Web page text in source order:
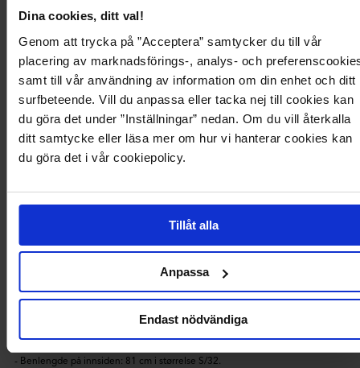
Dina cookies, ditt val!
Genom att trycka på ”Acceptera” samtycker du till vår
placering av marknadsförings-, analys- och
samt till vår användning av information om din enhet och ditt
surfbeteende. Vill du anpassa eller tacka nej till cookies kan
du göra det under ”Inställningar” nedan. Om du vill återkalla
ditt samtycke eller läsa mer om hur vi hanterar cookies kan
du göra det i vår cookiepolicy.
Tillåt alla
Anpassa
Endast nödvändiga
Rette jeans fra Dr. Denim med høy midje.
- Høy midje.
- Slim-fit på toppen med rett bein.
- To frontlommer.
- To baklommer.
- Lynlås med knapp.
- Produktet er liten i størrelsen så hvis du er mellom størrelser anbefaler vi at
du velger en størrelse opp.
- Benlengde på innsiden: 81 cm i størrelse S/32.
Rette jeans fra Dr. Denim med høy midje.
- Stretchy materiale.
- Slim-fit på toppen med rett bein.
- To frontlommer.
- To baklommer.
- Benlengde på innsiden: 81 cm i størrelse S/32.